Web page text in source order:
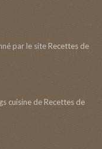
par le siteRecettes de
cuisinedeRecettes de